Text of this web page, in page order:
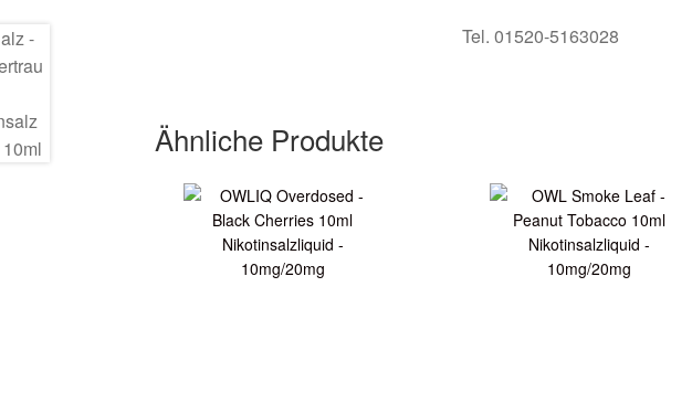
Tel. 01520-5163028
Ähnliche Produkte